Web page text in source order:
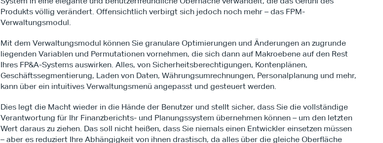
Produkts völlig verändert. Offensichtlich verbirgt sich jedoch noch mehr – das FPM-
Verwaltungsmodul.
Mit dem Verwaltungsmodul können Sie granulare Optimierungen und Änderungen an zugrunde
liegenden Variablen und Permutationen vornehmen, die sich dann auf Makroebene auf den Rest
Ihres FP&A-Systems auswirken. Alles, von Sicherheitsberechtigungen, Kontenplänen,
Geschäftssegmentierung, Laden von Daten, Währungsumrechnungen, Personalplanung und mehr,
kann über ein intuitives Verwaltungsmenü angepasst und gesteuert werden.
Dies legt die Macht wieder in die Hände der Benutzer und stellt sicher, dass Sie die vollständige
Verantwortung für Ihr Finanzberichts- und Planungssystem übernehmen können – um den letzten
Wert daraus zu ziehen. Das soll nicht heißen, dass Sie niemals einen Entwickler einsetzen müssen
– aber es reduziert Ihre Abhängigkeit von ihnen drastisch, da alles über die gleiche Oberfläche